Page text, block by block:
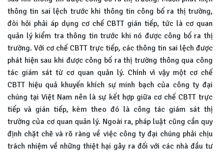
thông tin sai lệch trước khi thông tin công bố ra thị trường,
đòi hỏi phải áp dụng cơ chế CBTT gián tiếp, tức là cơ quan
quản lý kiểm tra thông tin trước khi nó được công bố ra thị
trường. Với cơ chế CBTT trực tiếp, các thông tin sai lệch được
phát hiện sau khi được công bố ra thị trường thông qua công
tác giám sát từ cơ quan quản lý. Chính vì vậy một cơ chế
CBTT hiệu quả khuyến khích sự minh bạch của công ty đại
chúng tại Việt Nam nên là sự kết hợp giữa cơ chế CBTT trực
tiếp và gián tiếp, kèm theo đó là công tác giám sát thị
trường của cơ quan quản lý. Ngoài ra, pháp luật cũng cần quy
định chặt chẽ và rõ ràng về việc công ty đại chúng phải chịu
trách nhiệm về những thiệt hại gây ra đối với các nhà đầu tư